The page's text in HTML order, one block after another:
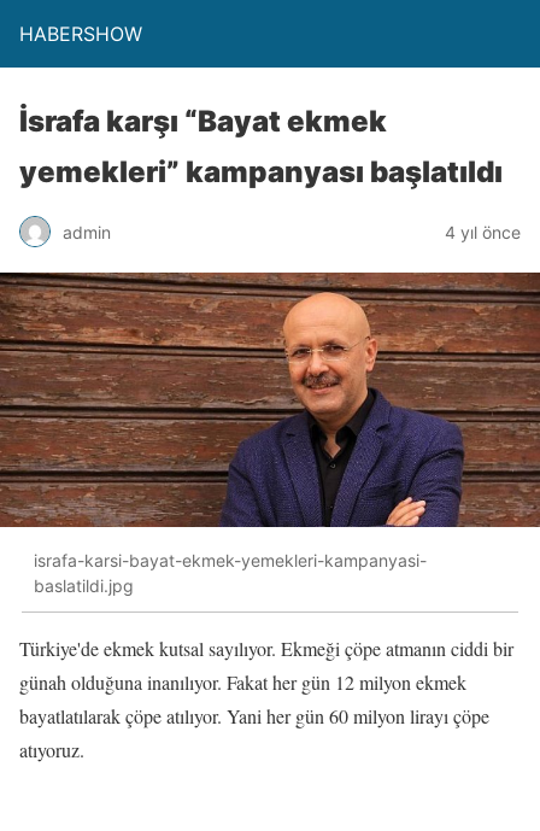
HABERSHOW
İsrafa karşı “Bayat ekmek
yemekleri” kampanyası başlatıldı
admin 4 yıl önce
israfa-karsi-bayat-ekmek-yemekleri-kampanyasi-
baslatildi.jpg
Türkiye'de ekmek kutsal sayılıyor. Ekmeği çöpe atmanın ciddi bir
günah olduğuna inanılıyor. Fakat her gün 12 milyon ekmek
bayatlatılarak çöpe atılıyor. Yani her gün 60 milyon lirayı çöpe
atıyoruz.